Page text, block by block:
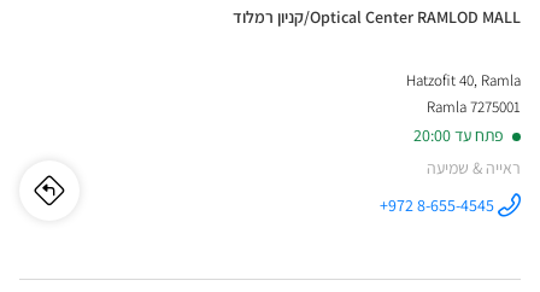
חנות:
Optical Center RAMLOD MALL/קניון רמלוד
Hatzofit 40, Ramla
7275001 Ramla
פתח עד 20:00
ראייה & שמיעה
התקשר לחנות
MALL/קניון
+972 8-655-4545 לו"ז